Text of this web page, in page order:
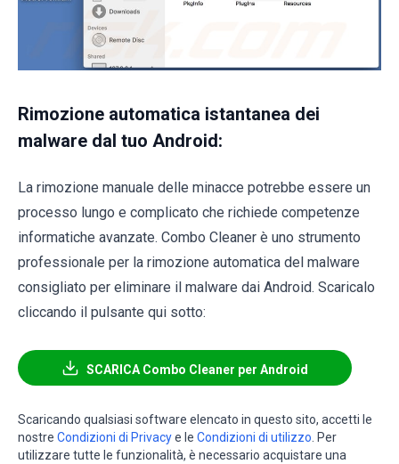
Rimozione automatica istantanea dei
malware dal tuo Android:
La rimozione manuale delle minacce potrebbe essere un
processo lungo e complicato che richiede competenze
informatiche avanzate. Combo Cleaner è uno strumento
professionale per la rimozione automatica del malware
consigliato per eliminare il malware dai Android. Scaricalo
cliccando il pulsante qui sotto:
SCARICA Combo Cleaner per Android
Scaricando qualsiasi software elencato in questo sito, accetti le
nostre Condizioni di Privacye le Condizioni di utilizzo . Per
utilizzare tutte le funzionalità, è necessario acquistare una